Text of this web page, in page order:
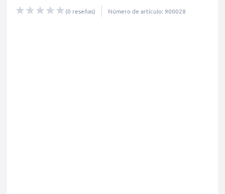
(0 reseñas) Número de artículo: 900028